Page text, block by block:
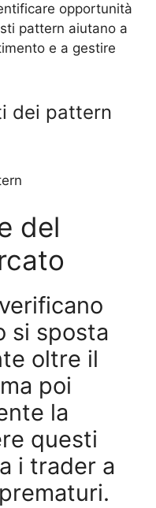
opportunità
pattern aiutano a
e a gestire
dei pattern
del
si sposta
oltre il
poi
la
questi
i trader a